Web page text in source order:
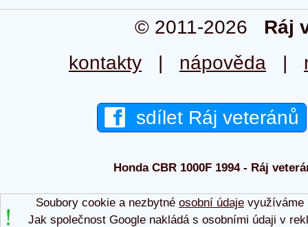
© 2011-2026 Ráj
kontakty | nápověda |
sdílet Ráj veteránů
Honda CBR 1000F 1994 - Ráj
Soubory cookie a nezbytné osobní údajevyužíváme
Jak společnost Google nakládá s osobními údaji v